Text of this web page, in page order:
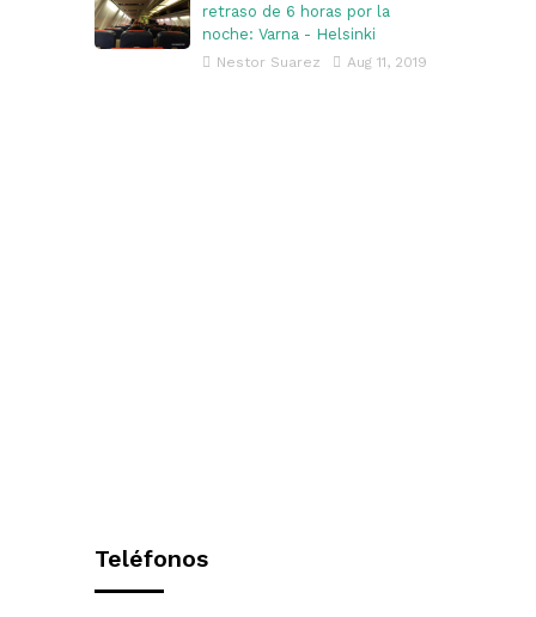
retraso de 6 horas por la
noche: Varna - Helsinki
Nestor Suarez Aug 11, 2019
Teléfonos